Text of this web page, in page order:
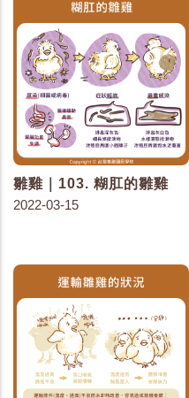
雛雞｜103. 糊肛的雛雞
2022-03-15